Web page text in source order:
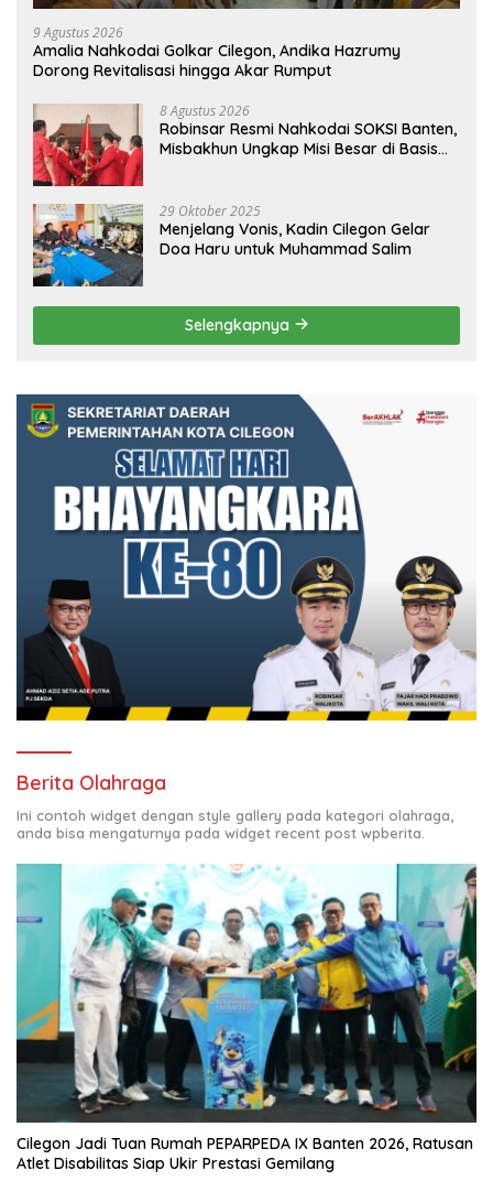
9 Agustus 2026
Amalia Nahkodai Golkar Cilegon, Andika Hazrumy
Dorong Revitalisasi hingga Akar Rumput
8 Agustus 2026
Robinsar Resmi Nahkodai SOKSI Banten,
Misbakhun Ungkap Misi Besar di Basis
29 Oktober 2025
Menjelang Vonis, Kadin Cilegon Gelar
Doa Haru untuk Muhammad Salim
Selengkapnya
Berita Olahraga
Ini contoh widget dengan style gallery pada kategori olahraga,
anda bisa mengaturnya pada widget recent post wpberita.
Cilegon Jadi Tuan Rumah PEPARPEDA IX Banten 2026, Ratusan
Atlet Disabilitas Siap Ukir Prestasi Gemilang